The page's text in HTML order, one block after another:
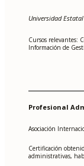
Universidad Estatal
Cursos relevantes:
Información de
Profesional
Asociación
Certificación
administrativas,